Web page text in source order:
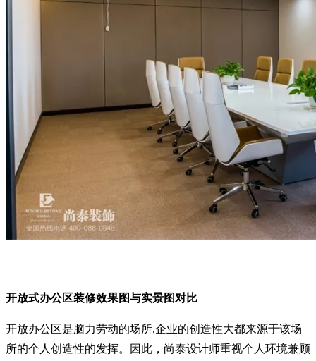
开放式办公区装修效果图与实景图对比
开放办公区是脑力劳动的场所,企业的创造性大都来源于该场
所的个人创造性的发挥。
因此，尚泰设计师重视个人环境兼顾